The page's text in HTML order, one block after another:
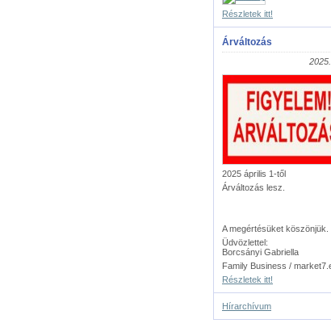
Részletek itt!
Árváltozás
2025 április 1-től
Árváltozás lesz.
A megértésüket köszönjük.
Üdvözlettel:
Borcsányi Gabriella
Family Business /
Részletek itt!
Hírarchívum